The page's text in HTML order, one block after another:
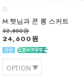
M.햇님과 콘 롱 스커트
32,800원
24,600원
OPTION